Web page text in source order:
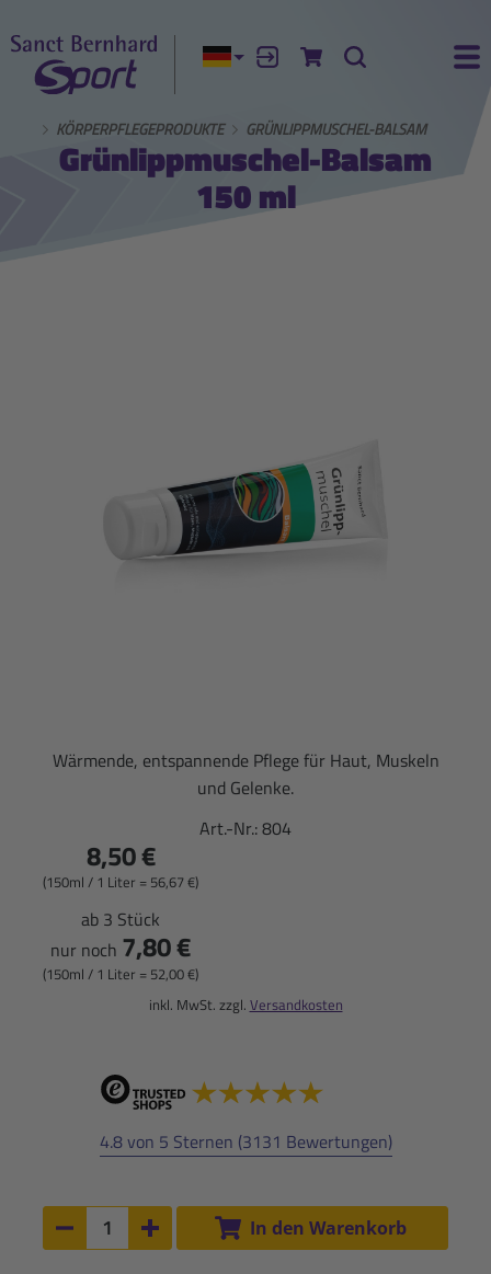
Aktuelle Sprache:
AnmeldenZum Warenkorb
Suche
KÖRPERPFLEGEPRODUKTE GRÜNLIPPMUSCHEL-BALSAM
Grünlippmuschel-Balsam
150 ml
Wärmende, entspannende Pflege für Haut, Muskeln
und Gelenke.
Art.-Nr.:804
8,50 €
(150ml / 1 Liter = 56,67 €)
ab 3 Stück
nur noch 7,80 €
(150ml / 1 Liter = 52,00 €)
inkl. MwSt. zzgl. Versandkosten
4.8 von 5 Sternen (3131 Bewertungen)
Anzahl:
Anzahl um 1 verringern
Anzahl um 1 erhöhen
In den Warenkorb